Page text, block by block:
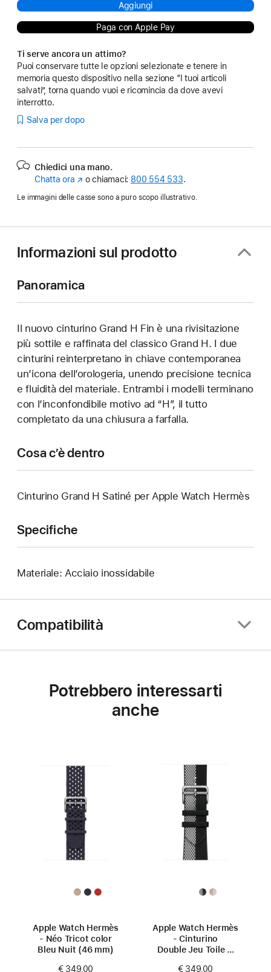
Aggiungi
Paga con Apple Pay
Ti serve ancora un attimo?
Puoi conservare tutte le opzioni selezionate e tenere in
memoria questo dispositivo nella sezione “I tuoi articoli
salvati”, torna quando vuoi e ricomincia da dove avevi
interrotto.
Salva per dopo
Chiedici una mano.
Chatta ora (Si
nuova
o chiamaci: 800 554 533.
Le immagini delle casse sono a puro scopo illustrativo.
Informazioni sul prodotto
Panoramica
Il nuovo cinturino Grand H Fin è una rivisitazione
più sottile e raffinata del classico Grand H. I due
cinturini reinterpretano in chiave contemporanea
un’icona dell’orologeria, unendo precisione tecnica
e fluidità del materiale. Entrambi i modelli terminano
con l’inconfondibile motivo ad “H”, il tutto
completato da una chiusura a farfalla.
Cosa c’è dentro
Cinturino Grand H Satiné per Apple Watch Hermès
Specifiche
Materiale: Acciaio inossidabile
Compatibilità
Potrebbero interessarti
anche
Apple Watch Hermès
- Néo Tricot color
Bleu Nuit (46 mm)
€ 349,00
Apple Watch Hermès
- Cinturino
Double Jeu Toile H
€ 349,00